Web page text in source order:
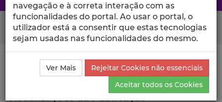
Search Button
Ciência_Iscte Comunicações
Descrição Detalhada
da Comunicação
Visualizações
navegação e à correta interação com as
funcionalidades do portal. Ao usar o portal, o
utilizador está a consentir que estas tecnologias
sejam usadas nas funcionalidades do mesmo.
Ver Mais
Rejeitar Cookies não essenciais
Aceitar todos os Cookies